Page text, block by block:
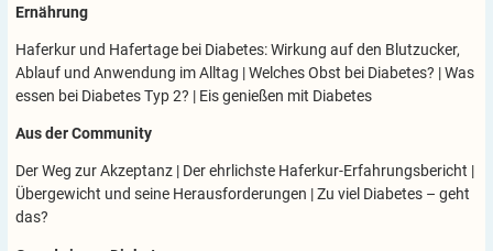
Ernährung
Haferkur und Hafertage bei Diabetes: Wirkung auf den Blutzucker,
Ablauf und Anwendung im Alltag |Welches Obst bei Diabetes? |Was
essen bei Diabetes Typ 2? | Eis genießen mit Diabetes
Aus der Community
Der Weg zur Akzeptanz | Der ehrlichste Haferkur-Erfahrungsbericht |
Übergewicht und seine Herausforderungen |Zu viel Diabetes – geht
das?